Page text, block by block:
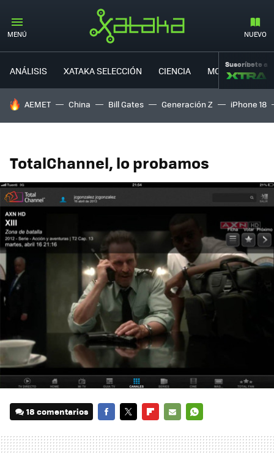
MENÚ NUEVO
ANÁLISIS XATAKA SELECCIÓN CIENCIA MOVILIDAD
Suscríbete a
HOY SE HABLA DE
AEMET China Bill Gates Generación Z iPhone 18
TotalChannel, lo probamos
18 comentarios
MAIL